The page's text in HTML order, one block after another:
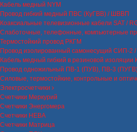
Кабель медный NYM
Провод гибкий медный ПВС (КуГВВ) / ШВВП
Коаксиальные телевизионные кабели SAT /
Слаботочные, телефонные, компьютерные
Термостойкий провод РКГМ
Провод изолированный самонесущий СИП-
Кабель медный гибкий в резиновой
Провод одножильный ПВ-1 (ПУВ), ПВ-3
Силовые, термостойкие, контрольные и
Электросчетчики
Счетчики Меркурий
Счетчики Энергомера
Счетчики НЕВА
Счетчики Матрица